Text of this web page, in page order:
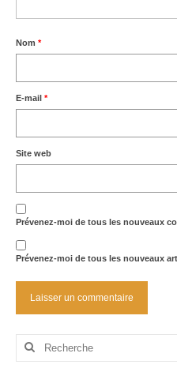
Nom *
E-mail *
Site web
Prévenez-moi de tous les nouveaux
Prévenez-moi de tous les nouveaux
Rechercher